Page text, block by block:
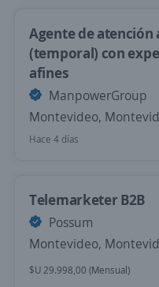
Agente de atención
(temporal) con
afines
ManpowerGroup
Montevideo,
Hace 4 días
Telemarketer B2B
Possum
Montevideo,
$U 29.998,00 (Mensual)